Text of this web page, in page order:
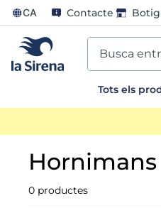
CA Contacte
Busca entre
Tots els
hornimans
0 productes
sirena